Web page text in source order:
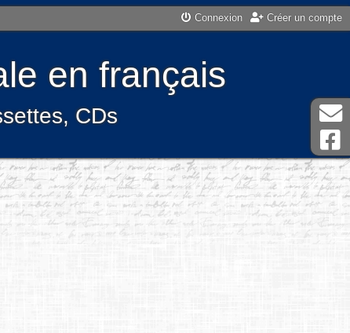
Connexion Créer un compte
en français
CDs